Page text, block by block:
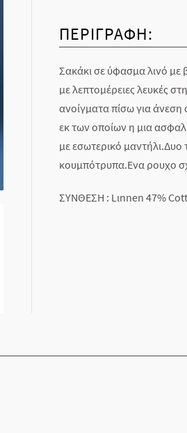
ΠΕΡΙΓΡΑΦΉ:
Σακάκι σε ύφασμα λινό με
με λεπτομέρειες λευκές
ανοίγματα πίσω για
εκ των οποίων η μια
με εσωτερικό
κουμπότρυπα.Ενα ρουχο
ΣΥΝΘΕΣΗ : Lιnnen 47%